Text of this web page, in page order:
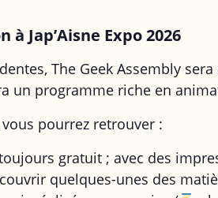
à Jap’Aisne Expo 2026
The Geek Assembly
un programme riche en
vous pourrez retrouver :
gratuit ; avec des
quelques-unes des